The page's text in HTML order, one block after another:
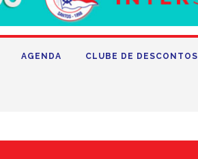
AGENDA CLUBE DE DESCONTOS